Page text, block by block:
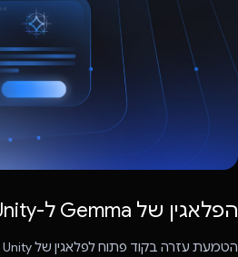
הפלאגין של Gemma ל-Unity